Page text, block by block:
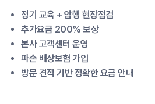
정기 교육 + 암행 현장점검
추가요금 200% 보상
본사 고객센터 운영
파손 배상보험 가입
방문 견적 기반 정확한 요금 안내